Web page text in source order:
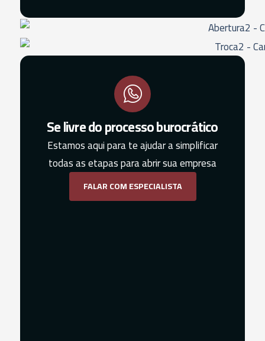
Se livre do processo burocrático
Estamos aqui para te ajudar a simplificar
todas as etapas para abrir sua empresa
FALAR COM ESPECIALISTA